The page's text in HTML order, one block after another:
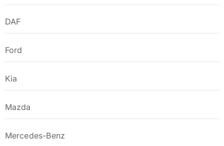
DAF
Ford
Kia
Mazda
Mercedes-Benz